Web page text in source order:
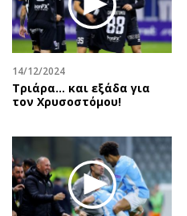
14/12/2024
Τριάρα… και εξάδα για
τον Χρυσοστόμου!